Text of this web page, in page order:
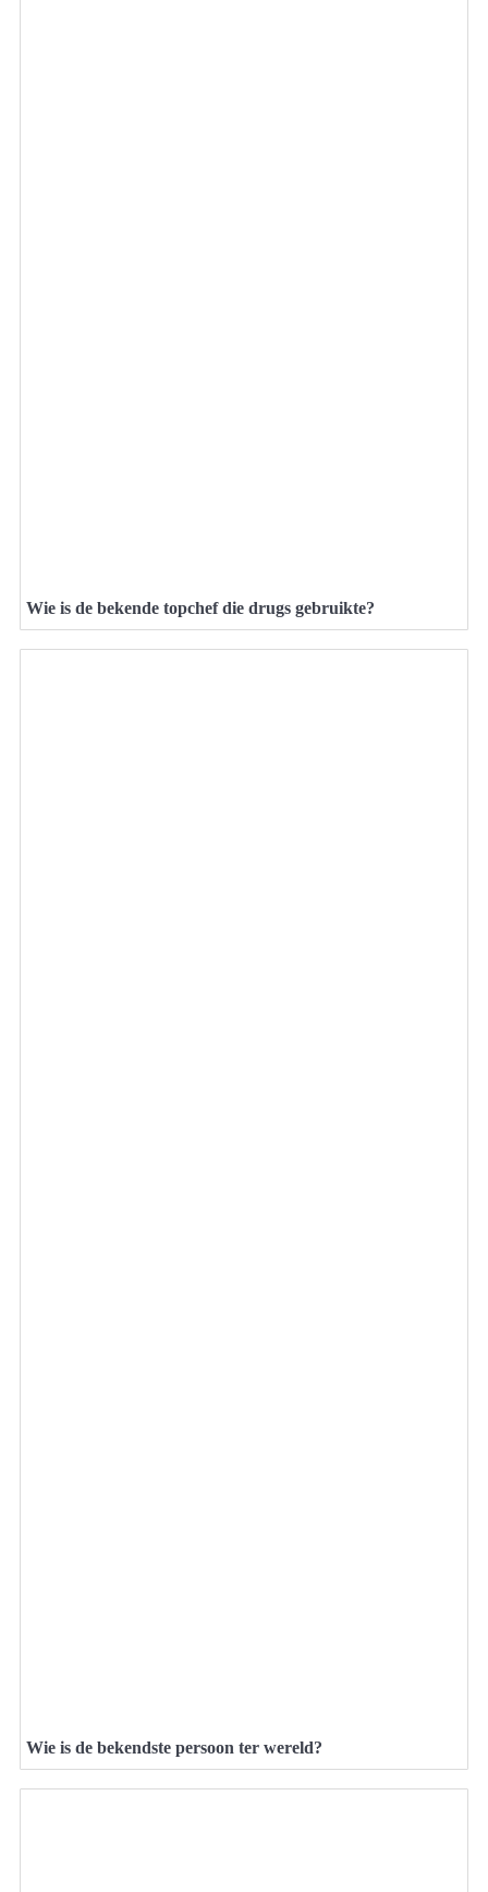
Wie is de bekende topchef die drugs gebruikte?
Wie is de bekendste persoon ter wereld?